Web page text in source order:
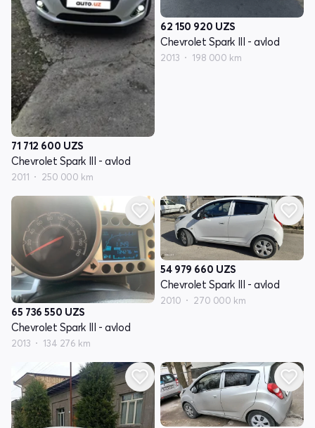
71 712 600 UZS
Chevrolet Spark III - avlod
2011 250 000 km
62 150 920 UZS
Chevrolet Spark III - avlod
2013 198 000 km
65 736 550 UZS
Chevrolet Spark III - avlod
2013 134 276 km
54 979 660 UZS
Chevrolet Spark III - avlod
2010 270 000 km